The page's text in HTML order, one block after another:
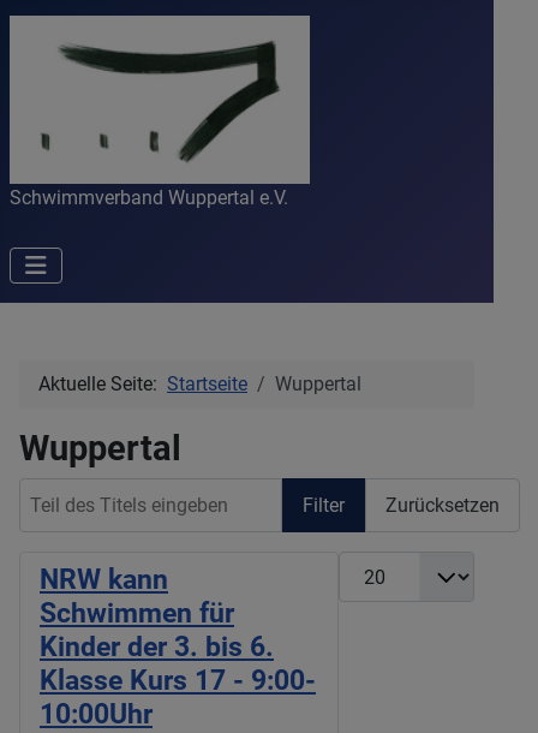
Schwimmverband Wuppertal e.V.
Aktuelle Seite: Startseite Wuppertal
Wuppertal
Filter Zurücksetzen
Anzeige #
NRW kann
Schwimmen für
Kinder der 3. bis 6.
Klasse Kurs 17 - 9:00-
10:00Uhr